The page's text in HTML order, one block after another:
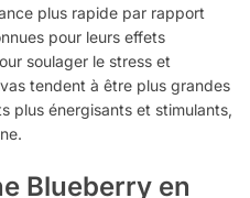
plus rapide par rapport
pour leurs effets
soulager le stress et
tendent à être plus grandes
plus énergisants et stimulants,
Blueberry en